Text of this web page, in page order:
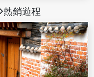
銷遊程